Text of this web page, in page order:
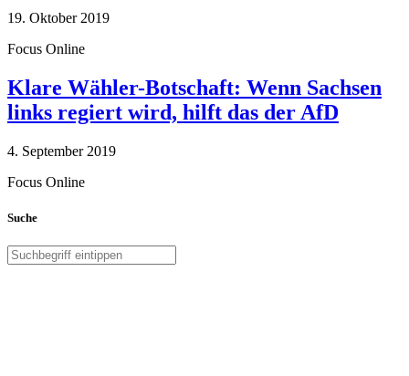
19. Oktober 2019
Focus Online
Klare Wähler-Botschaft: Wenn Sachsen
links regiert wird, hilft das der AfD
4. September 2019
Focus Online
Suche